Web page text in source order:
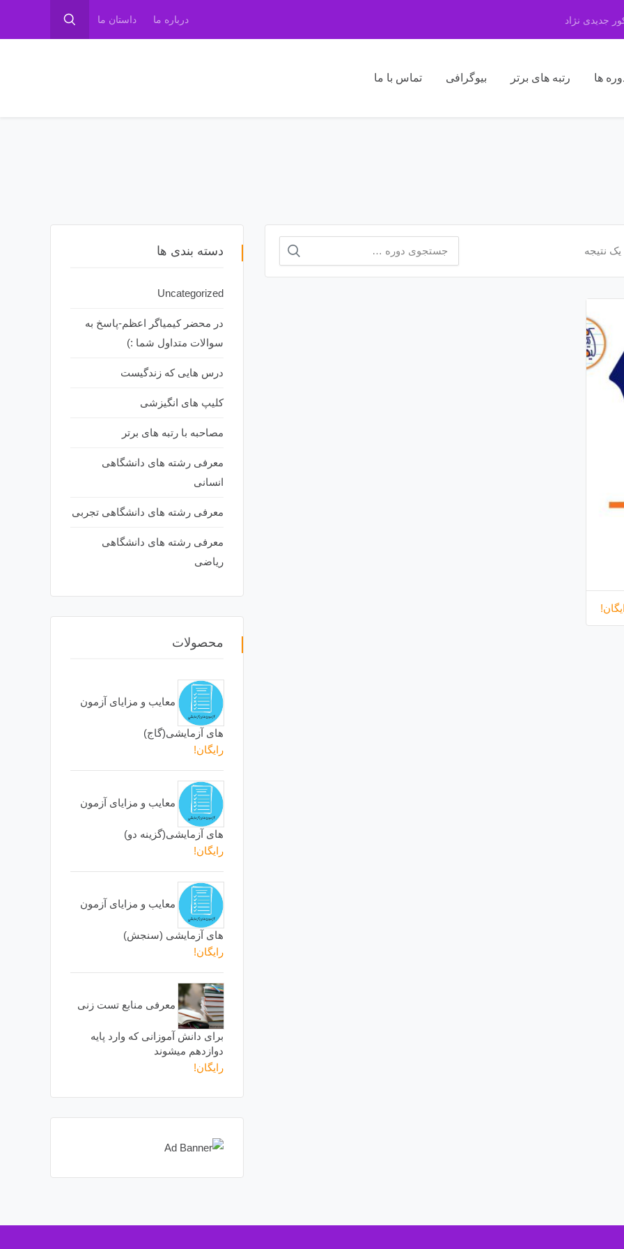
جدیدی نژاد درباره ما داستان ما
ها رتبه های برتر بیوگرافی تماس با ما
نتیجه
برای:
دسته بندی ها
Uncategorized
در محضر کیمیاگر اعظم-پاسخ به
سوالات متداول شما :)
درس هایی که زندگیست
کلیپ های انگیزشی
مصاحبه با رتبه های برتر
معرفی رشته های دانشگاهی
انسانی
معرفی رشته های دانشگاهی تجربی
معرفی رشته های دانشگاهی
ریاضی
محصولات
معایب و مزایای آزمون
های آزمایشی(گاج)
رایگان!
معایب و مزایای آزمون
های آزمایشی(گزینه دو)
رایگان!
معایب و مزایای آزمون
های آزمایشی (سنجش)
رایگان!
معرفی منابع تست زنی
برای دانش آموزانی که وارد پایه
دوازدهم میشوند
رایگان!